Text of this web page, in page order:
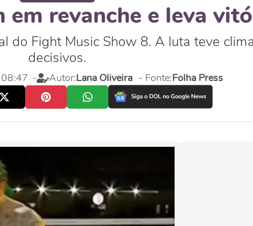
revanche e leva
do Fight Music Show 8. A luta teve
decisivos.
- Autor:Lana Oliveira - Fonte:Folha Press